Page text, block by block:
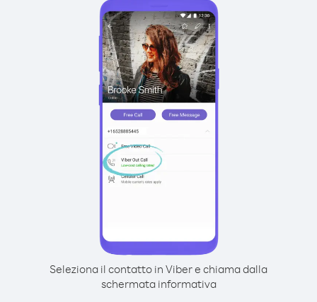
Seleziona il contatto in Viber e chiama dalla
schermata informativa